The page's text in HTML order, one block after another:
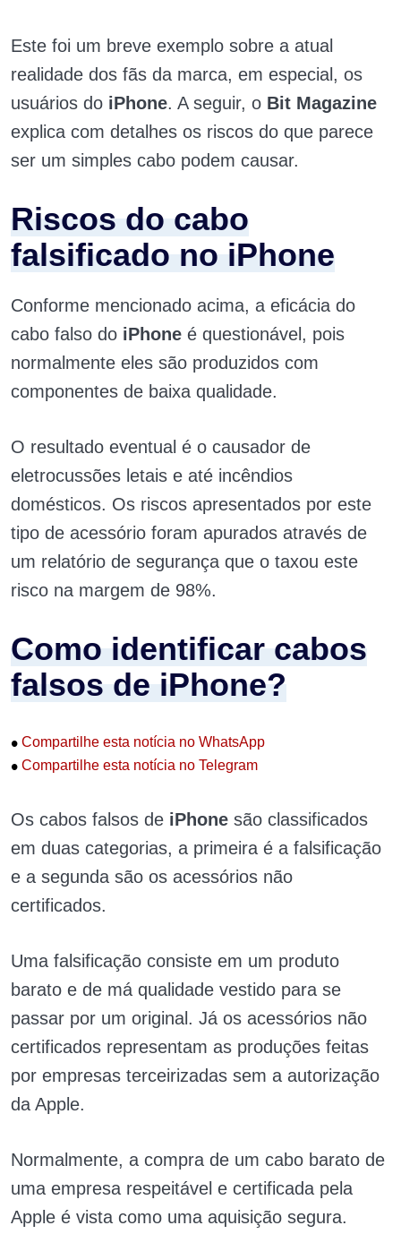
Este foi um breve exemplo sobre a atual
realidade dos fãs da marca, em especial, os
usuários do iPhone. A seguir, o Bit Magazine
explica com detalhes os riscos do que parece
ser um simples cabo podem causar.
Riscos do cabo
falsificado no iPhone
Conforme mencionado acima, a eficácia do
cabo falso do iPhone é questionável, pois
normalmente eles são produzidos com
componentes de baixa qualidade.
O resultado eventual é o causador de
eletrocussões letais e até incêndios
domésticos. Os riscos apresentados por este
tipo de acessório foram apurados através de
um relatório de segurança que o taxou este
risco na margem de 98%.
Como identificar cabos
falsos de iPhone?
• Compartilhe esta notícia no WhatsApp
• Compartilhe esta notícia no Telegram
Os cabos falsos de iPhone são classificados
em duas categorias, a primeira é a falsificação
e a segunda são os acessórios não
certificados.
Uma falsificação consiste em um produto
barato e de má qualidade vestido para se
passar por um original. Já os acessórios não
certificados representam as produções feitas
por empresas terceirizadas sem a autorização
da Apple.
Normalmente, a compra de um cabo barato de
uma empresa respeitável e certificada pela
Apple é vista como uma aquisição segura.